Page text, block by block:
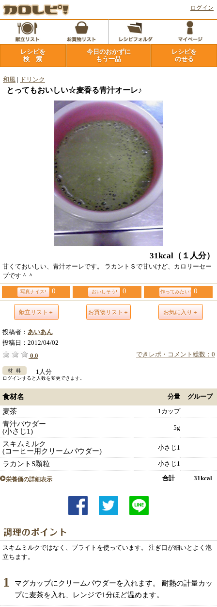
ログイン
レシピを
検 索
今日のおかずに
もう一品
レシピを
のせる
和風 ドリンク
とってもおいしい☆麦香る青汁オーレ♪
31kcal （１人分）
甘くておいしい、青汁オーレです。 ラカントＳで甘いけど、カロリーセー
ブです＾＾
写真ナイス! 0 おいしそう! 0 作ってみたい! 0
献立リスト＋ お買物リスト＋ お気に入り＋
投稿者： あいあん
投稿日： 2012/04/02
できレポ・コメント総数：0
0.0
1人分
ログインすると人数を変更できます。
食材名 分量 グループ
麦茶 1カップ
青汁パウダー
(小さじ1)
5g
スキムミルク
(コーヒー用クリームパウダー)
小さじ1
ラカントS顆粒 小さじ1
栄養価の詳細表示 合計 31kcal
スキムミルクではなく、ブライトを使っています。 注ぎ口が細いとよく泡
立ちます。
1
マグカップにクリームパウダーを入れます。 耐熱の計量カッ
プに麦茶を入れ、レンジで1分ほど温めます。